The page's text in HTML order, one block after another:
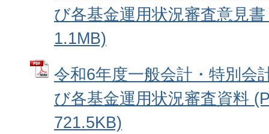
び各基金運用状況審査意見
1.1MB)
令和6年度一般会計・特別会
び各基金運用状況審査資料
721.5KB)